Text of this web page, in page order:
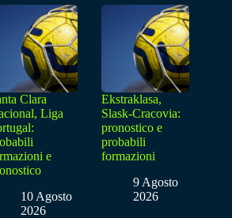
Clara
Liga
e
10 Agosto
2026
Ekstraklasa,
Slask-Cracovia:
pronostico e
probabili
formazioni
9 Agosto
2026